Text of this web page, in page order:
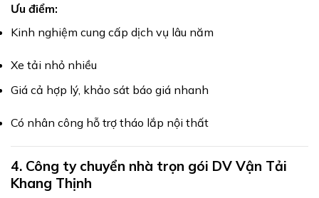
Ưu điểm:
Kinh nghiệm cung cấp dịch vụ lâu năm
Xe tải nhỏ nhiều
Giá cả hợp lý, khảo sát báo giá nhanh
Có nhân công hỗ trợ tháo lắp nội thất
4. Công ty chuyển nhà trọn gói DV Vận Tải
Khang Thịnh